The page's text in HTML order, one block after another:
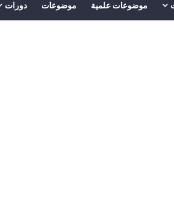
المالي
موضوعات علمية موضوعات دورات